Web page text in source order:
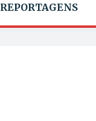
REPORTAGENS